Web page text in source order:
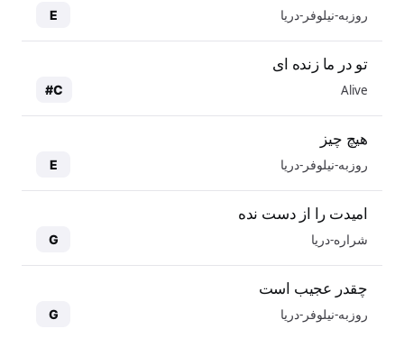
روزبه-نیلوفر-دریا E
تو در ما زنده ای
Alive
C#
هیچ چیز
روزبه-نیلوفر-دریا E
امیدت را از دست نده
شراره-دریا G
چقدر عجیب است
روزبه-نیلوفر-دریا G